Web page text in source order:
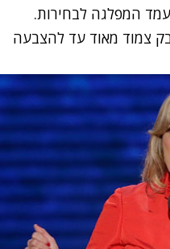
המפלגה לבחירות.
צמוד מאוד עד להצבעה